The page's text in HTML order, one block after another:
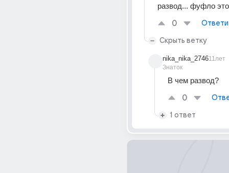
развод... фуфло
0
Скрыть ветку
nika_nika_2746
Знаток
11лет
В чем развод?
0
1 ответ